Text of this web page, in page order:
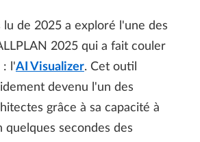
lu de 2025 a exploré l'une des
2025 qui a fait couler
: l'AI Visualizer. Cet outil
devenu l'un des
grâce à sa capacité à
secondes des